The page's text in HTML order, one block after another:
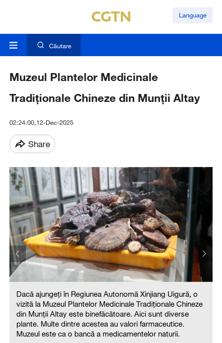
Language
Căutare
Muzeul Plantelor Medicinale
Tradiționale Chineze din Munții Altay
02:24:00,12-Dec-2025
Share
Dacă ajungeți în Regiunea Autonomă Xinjiang Uigură, o
vizită la Muzeul Plantelor Medicinale Tradiționale Chineze
din Munții Altay este binefăcătoare. Aici sunt diverse
plante. Multe dintre acestea au valori farmaceutice.
Muzeul este ca o bancă a medicamentelor naturii.